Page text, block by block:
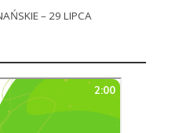
– 29 LIPCA